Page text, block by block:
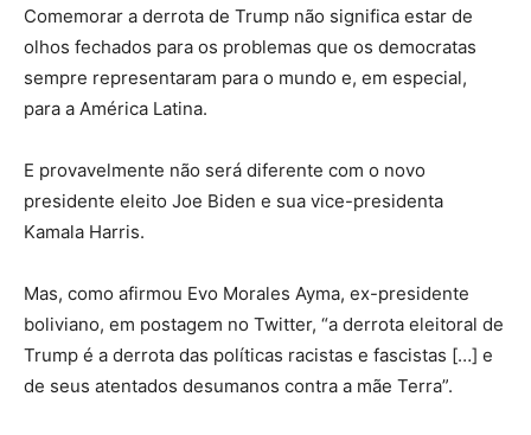
Comemorar a derrota de Trump não significa estar de
olhos fechados para os problemas que os democratas
sempre representaram para o mundo e, em especial,
para a América Latina.
E provavelmente não será diferente com o novo
presidente eleito Joe Biden e sua vice-presidenta
Kamala Harris.
Mas, como afirmou Evo Morales Ayma, ex-presidente
boliviano, em postagem no Twitter, “a derrota eleitoral de
Trump é a derrota das políticas racistas e fascistas […] e
de seus atentados desumanos contra a mãe Terra”.